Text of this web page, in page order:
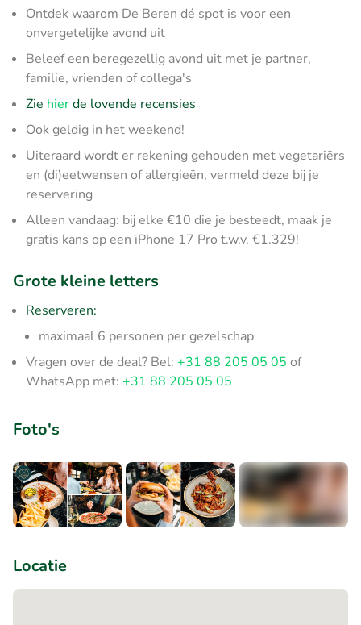
Ontdek waarom De Beren dé spot is voor een
onvergetelijke avond uit
Beleef een beregezellig avond uit met je partner,
familie, vrienden of collega's
Zie hierde lovende recensies
Ook geldig in het weekend!
Uiteraard wordt er rekening gehouden met vegetariërs
en (di)eetwensen of allergieën, vermeld deze bij je
reservering
Alleen vandaag: bij elke €10 die je besteedt, maak je
gratis kans op een iPhone 17 Pro t.w.v. €1.329!
Grote kleine letters
Reserveren:
maximaal 6 personen per gezelschap
Vragen over de deal? Bel: +31 88 205 05 05 of
WhatsApp met: +31 88 205 05 05
Foto's
Locatie